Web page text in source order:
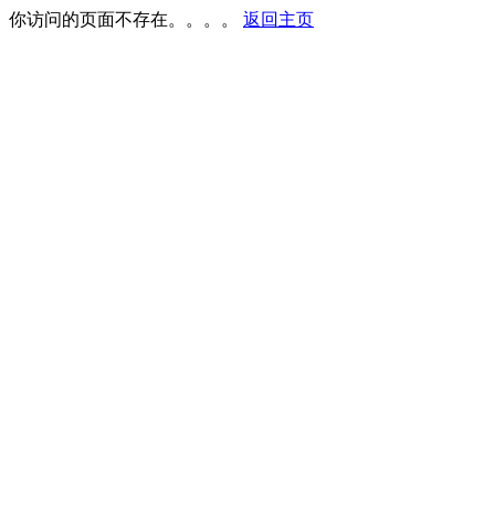
你访问的页面不存在。。。。 返回主页